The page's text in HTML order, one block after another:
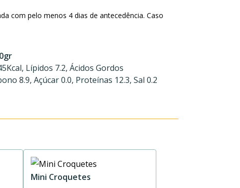
com pelo menos 4 dias de antecedência. Caso
Lípidos 7.2, Ácidos Gordos
8.9, Açúcar 0.0, Proteínas 12.3, Sal 0.2
Mini Croquetes